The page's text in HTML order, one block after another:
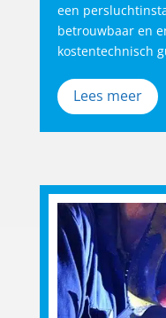
een
betrouwbaar en
kostentechnisch
Lees meer